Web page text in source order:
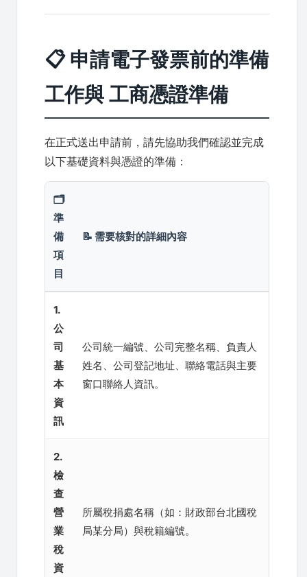
📋 申請電子發票前的準備
工作與 工商憑證準備
在正式送出申請前，請先協助我們確認並完成
以下基礎資料與憑證的準備：
🗂️
準
備
項
目
📝 需要核對的詳細內容
1.
公
司
基
本
資
訊
公司統一編號、公司完整名稱、負責人
姓名、公司登記地址、聯絡電話與主要
窗口聯絡人資訊。
2.
檢
查
營
業
稅
資
所屬稅捐處名稱（如：財政部台北國稅
局某分局）與稅籍編號。